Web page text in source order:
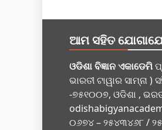
ଆମ ସହିତ
ଓଡିଶା ବିଜ୍ଞାନ ଏକାଡେମି
ଭାରତୀ ଟାୱାର ସାମ୍ନା
-୭୫୧୦୦୭, ଓଡିଶା ,
୦୬୭୪ – ୨୫୪୩୪୬୮ /